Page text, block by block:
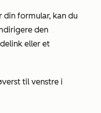
din formular, kan du
den
eller et
til venstre i